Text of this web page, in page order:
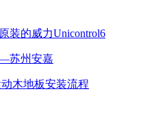
装的威力Unicontrol6
苏州安嘉
木地板安装流程